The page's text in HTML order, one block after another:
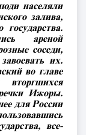
населяли
залива,
ареной
соседи,
их.
во главе
вторгшихся
Ижоры.
для России
все-